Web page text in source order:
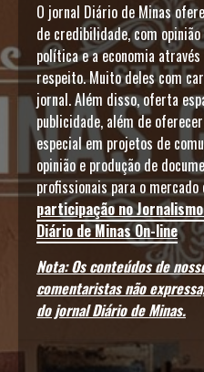
O jornal Diário de Minas
de credibilidade, com
política e a economia
respeito. Muito deles com
jornal. Além disso, oferta
publicidade, além de
especial em projetos de
opinião e produção de
profissionais para o
participação no
Diário de Minas On-line
Nota: Os conteúdos de
comentaristas não
do jornal Diário de Minas.